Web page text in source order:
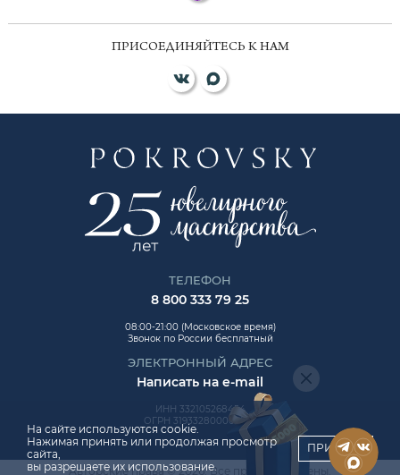
ПРИСОЕДИНЯЙТЕСЬ К НАМ
ТЕЛЕФОН
8 800 333 79 25
08:00-21:00 (Московское время)
Звонок по России бесплатный
ЭЛЕКТРОННЫЙ АДРЕС
Написать на e-mail
ИНН 332105268454
ОГРН 319332800006992
Авторские права © 2026. Все права защищены.
На сайте используются cookie.
Нажимая принять или продолжая просмотр
сайта,
вы разрешаете их использование.
ПРИНЯТЬ